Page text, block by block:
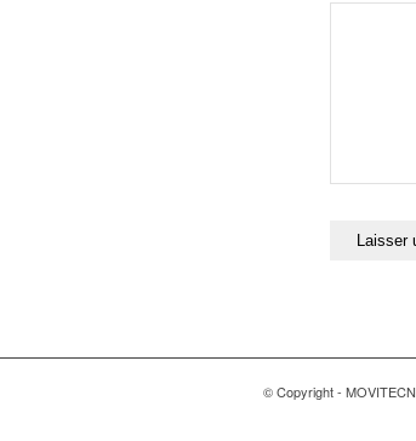
© Copyright -